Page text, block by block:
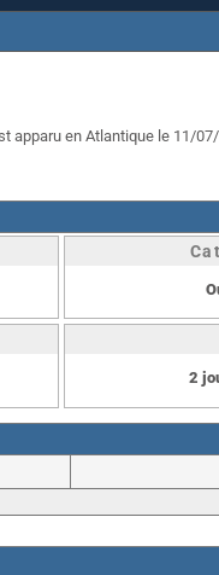
apparu en Atlantique le 11/
2